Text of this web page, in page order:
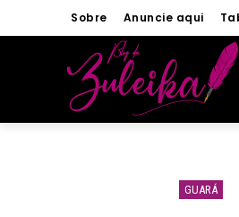
Sobre Anuncie aqui
GUARÁ